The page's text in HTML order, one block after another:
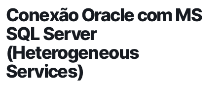
Conexão Oracle com MS
SQL Server
(Heterogeneous
Services)